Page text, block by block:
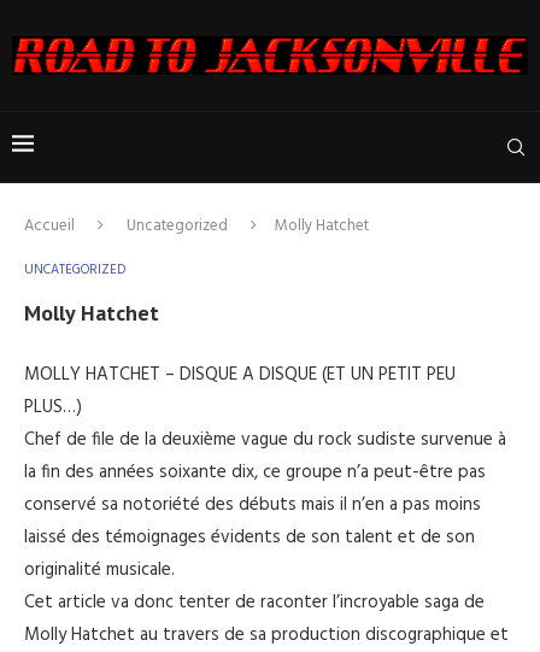
Accueil Uncategorized Molly Hatchet
UNCATEGORIZED
Molly Hatchet
MOLLY HATCHET – DISQUE A DISQUE (ET UN PETIT PEU
PLUS…)
Chef de file de la deuxième vague du rock sudiste survenue à
la fin des années soixante dix, ce groupe n’a peut-être pas
conservé sa notoriété des débuts mais il n’en a pas moins
laissé des témoignages évidents de son talent et de son
originalité musicale.
Cet article va donc tenter de raconter l’incroyable saga de
Molly Hatchet au travers de sa production discographique et